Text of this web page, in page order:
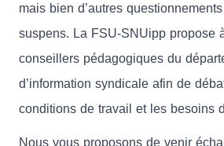
mais bien d’autres
suspens. La FSU-SNUipp propose
conseillers pédagogiques du
d’information syndicale afin de
conditions de travail et les besoins
Nous vous proposons de venir